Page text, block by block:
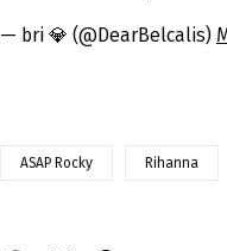
— bri 💎 (@DearBelcalis)
ASAP Rocky Rihanna